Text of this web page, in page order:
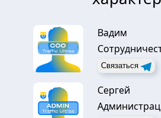
Вадим
Связаться
Сергей